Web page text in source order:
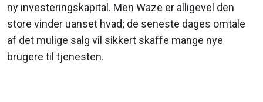
ny investeringskapital. Men Waze er alligevel den
store vinder uanset hvad; de seneste dages omtale
af det mulige salg vil sikkert skaffe mange nye
brugere til tjenesten.